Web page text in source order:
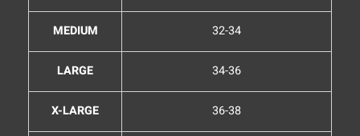
MEDIUM 32-34
LARGE 34-36
X-LARGE 36-38